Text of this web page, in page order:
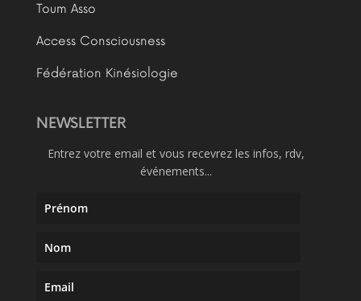
Toum Asso
Access Consciousness
Fédération Kinésiologie
NEWSLETTER
Entrez votre email et vous recevrez les infos, rdv,
événements...